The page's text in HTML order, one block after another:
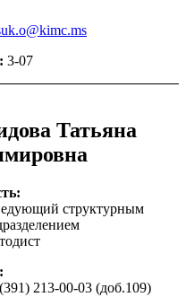
3-07
Татьяна
структурным
213-00-03 (доб.109)